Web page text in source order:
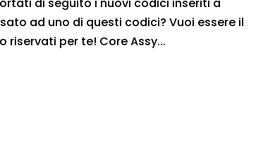
ad uno di questi codici? Vuoi essere il
riservati per te! Core Assy...